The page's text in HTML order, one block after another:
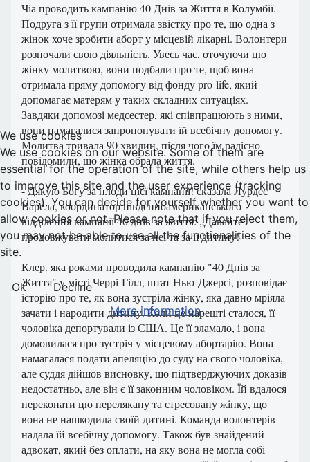
Чіа проводить кампанію 40 Днів за Життя в Колумбії.
Подруга з її групи отримала звістку про те, що одна з
жінок хоче зробити аборт у місцевій лікарні. Волонтери
розпочали свою діяльність. Увесь час, оточуючи цю
жінку молитвою, вони подбали про те, щоб вона
отримала пряму допомогу від фонду pro-life, який
допомагає матерям у таких складних ситуаціях.
Завдяки допомозі медсестер, які співпрацюють з ними,
вони намагалися запропонувати їй всебічну допомогу.
Молитва тривала 90 хвилин, після чого їм радісно
повідомили, що жінка обрала життя.
- Дякую Богу за плоди цієї кампанії! сказала Лурдес
Варела, координатор південноамериканського
відділення кампанії 40 днів за життя: „Давайте
продовжувати молитися за неї та за її дитину!
Клер. яка роками проводила кампанію "40 Днів за
Життя" у місті Черрі-Гілл, штат Нью-Джерсі, розповідає
історію про те, як вона зустріла жінку, яка давно мріяла
зачати і народити дитину. Коли це нарешті сталося, її
чоловіка депортували із США. Це її зламало, і вона
домовилася про зустріч у місцевому абортарію. Вона
намагалася подати апеляцію до суду на свого чоловіка,
але суддя дійшов висновку, що підтверджуючих доказів
недостатньо, але він є її законним чоловіком. Їй вдалося
переконати цю перелякану та стресовану жінку, що
вона не нашкодила своїй дитині. Команда волонтерів
надала їй всебічну допомогу. Також був знайдений
адвокат, який без оплати, на яку вона не могла собі
We use cookies
We use cookies on our website. Some of them are
essential for the operation of the site, while others help us
to improve this site and the user experience (tracking
cookies). You can decide for yourself whether you want to
allow cookies or not. Please note that if you reject them,
you may not be able to use all the functionalities of the
site.
Ok
Decline
More information